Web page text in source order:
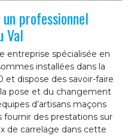
professionnel
Val
entreprise spécialisée en
installées dans la
et dispose des savoir-faire
la pose et du changement
d’artisans maçons
des prestations sur
de carrelage dans cette